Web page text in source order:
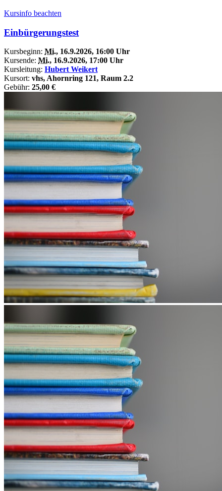
Kursinfo beachten
Einbürgerungstest
Kursbeginn: Mi., 16.9.2026, 16:00 Uhr
Kursende: Mi., 16.9.2026, 17:00 Uhr
Kursleitung: Hubert Weikert
Kursort: vhs, Ahornring 121, Raum 2.2
Gebühr: 25,00 €